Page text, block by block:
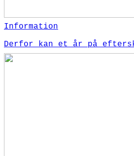
Information
Derfor kan et år på